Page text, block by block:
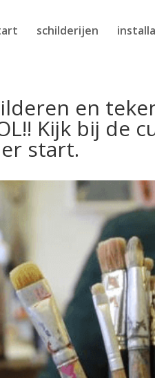
schilderijen
en
Kijk bij de
start.